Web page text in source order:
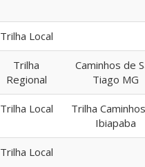
Trilha Local
Trilha
Regional
Caminhos de
Tiago MG
Trilha Local
Trilha
Ibiapaba
Trilha Local